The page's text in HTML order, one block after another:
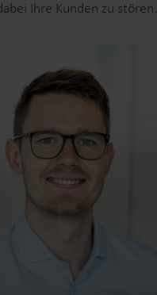
Ihre Kunden zu stören.